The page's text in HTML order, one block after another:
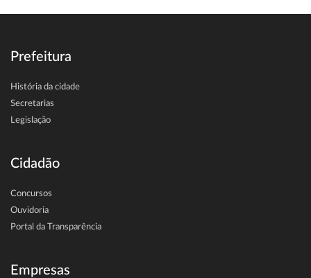
Prefeitura
História da cidade
Secretarias
Legislação
Cidadão
Concursos
Ouvidoria
Portal da Transparência
Empresas